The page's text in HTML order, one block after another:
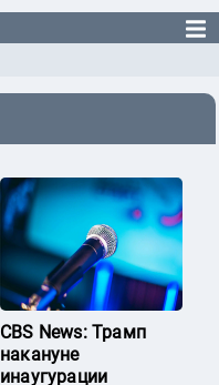
CBS News: Трамп
накануне
инаугурации